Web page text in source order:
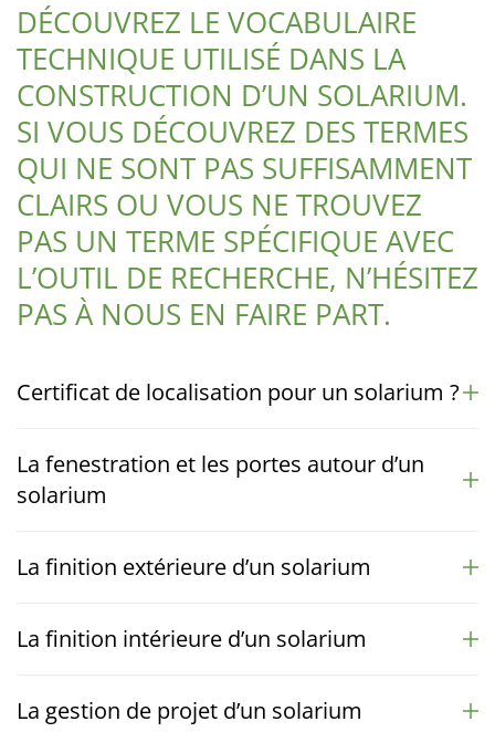
DÉCOUVREZ LE VOCABULAIRE
TECHNIQUE UTILISÉ DANS LA
CONSTRUCTION D’UN SOLARIUM.
SI VOUS DÉCOUVREZ DES TERMES
QUI NE SONT PAS SUFFISAMMENT
CLAIRS OU VOUS NE TROUVEZ
PAS UN TERME SPÉCIFIQUE AVEC
L’OUTIL DE RECHERCHE, N’HÉSITEZ
PAS À NOUS EN FAIRE PART.
Certificat de localisation pour un solarium ?
La fenestration et les portes autour d’un
solarium
La finition extérieure d’un solarium
La finition intérieure d’un solarium
La gestion de projet d’un solarium